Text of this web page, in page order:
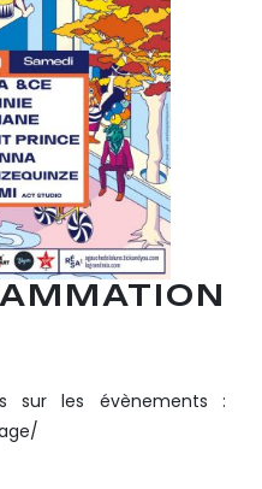
sur les évènements :